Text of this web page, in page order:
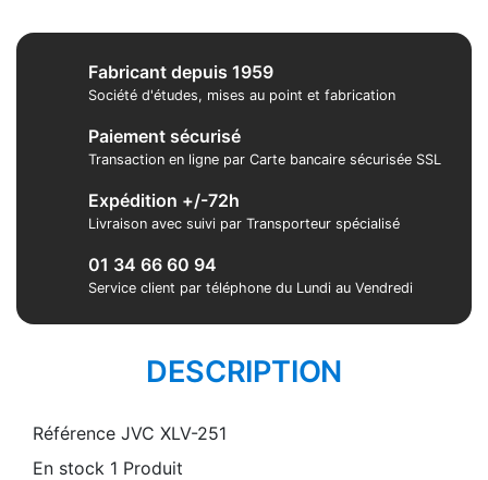
Fabricant depuis 1959
Société d'études, mises au point et fabrication
Paiement sécurisé
Transaction en ligne par Carte bancaire sécurisée SSL
Expédition +/-72h
Livraison avec suivi par Transporteur spécialisé
01 34 66 60 94
Service client par téléphone du Lundi au Vendredi
DESCRIPTION
Référence JVC XLV-251
En stock 1 Produit